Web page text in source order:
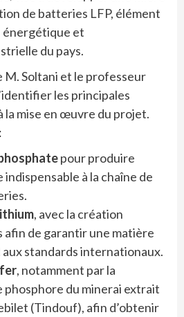
de batteries LFP, élément
énergétique et
du pays.
Soltani et le professeur
les principales
la mise en œuvre du projet.
pour produire
indispensable à la chaîne de
, avec la création
afin de garantir une matière
standards internationaux.
, notamment par la
phosphore du minerai extrait
(Tindouf), afin d’obtenir